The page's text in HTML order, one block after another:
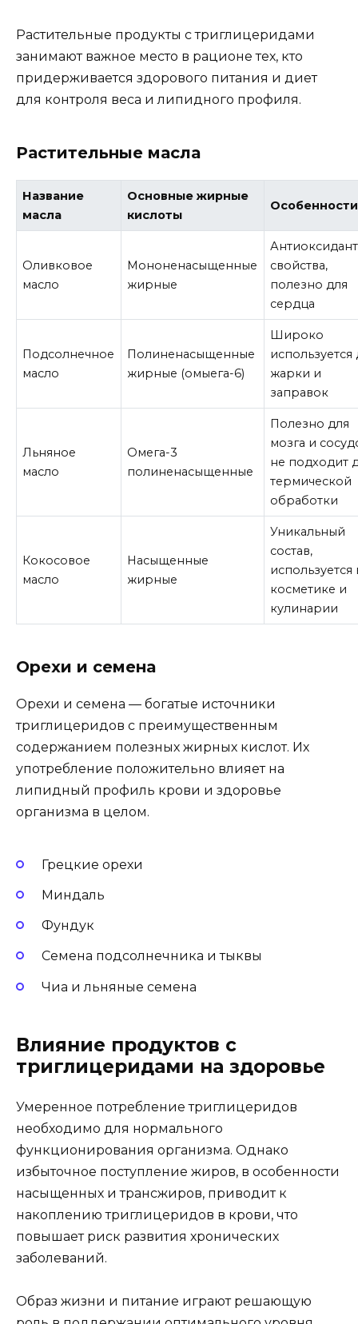
Растительные продукты с триглицеридами
занимают важное место в рационе тех, кто
придерживается здорового питания и диет
для контроля веса и липидного профиля.
Растительные масла
Название
масла
Основные жирные
кислоты
Особенности
Оливковое
масло
Мононенасыщенные
жирные
свойства,
полезно для
сердца
Подсолнечное
масло
Полиненасыщенные
жирные (омыега-6)
Широко
используется
жарки и
заправок
Льняное
масло
Омега-3
полиненасыщенные
Полезно для
мозга и
не подходит
термической
обработки
Кокосовое
масло
Насыщенные
жирные
Уникальный
состав,
используется
косметике и
кулинарии
Орехи и семена
Орехи и семена — богатые источники
триглицеридов с преимущественным
содержанием полезных жирных кислот. Их
употребление положительно влияет на
липидный профиль крови и здоровье
организма в целом.
Грецкие орехи
Миндаль
Фундук
Семена подсолнечника и тыквы
Чиа и льняные семена
Влияние продуктов с
триглицеридами на здоровье
Умеренное потребление триглицеридов
необходимо для нормального
функционирования организма. Однако
избыточное поступление жиров, в особенности
насыщенных и трансжиров, приводит к
накоплению триглицеридов в крови, что
повышает риск развития хронических
заболеваний.
Образ жизни и питание играют решающую